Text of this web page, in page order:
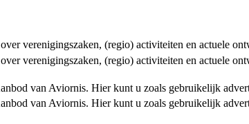
verenigingszaken, (regio) activiteiten en actuele
verenigingszaken, (regio) activiteiten en actuele
van Aviornis. Hier kunt u zoals gebruikelijk
van Aviornis. Hier kunt u zoals gebruikelijk